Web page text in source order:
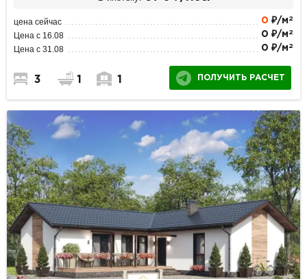
цена сейчас 0 ₽/м 2
Цена с 16.08 0 ₽/м 2
Цена с 31.08 0 ₽/м 2
3 1 1 ПОЛУЧИТЬ РАСЧЕТ